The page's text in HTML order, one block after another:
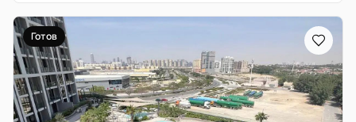
Готов